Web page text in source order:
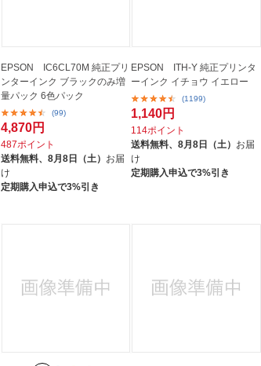
EPSON IC6CL70M 純正プリ
ンターインク ブラックのみ増
量パック 6色パック
(99)
4,870円
487ポイント
送料無料、 8月8日（土） お届
け
定期購入申込で3%引き
EPSON ITH-Y 純正プリンタ
ーインク イチョウ イエロー
(1199)
1,140円
114ポイント
送料無料、8月8日（土） お届
け
定期購入申込で3%引き